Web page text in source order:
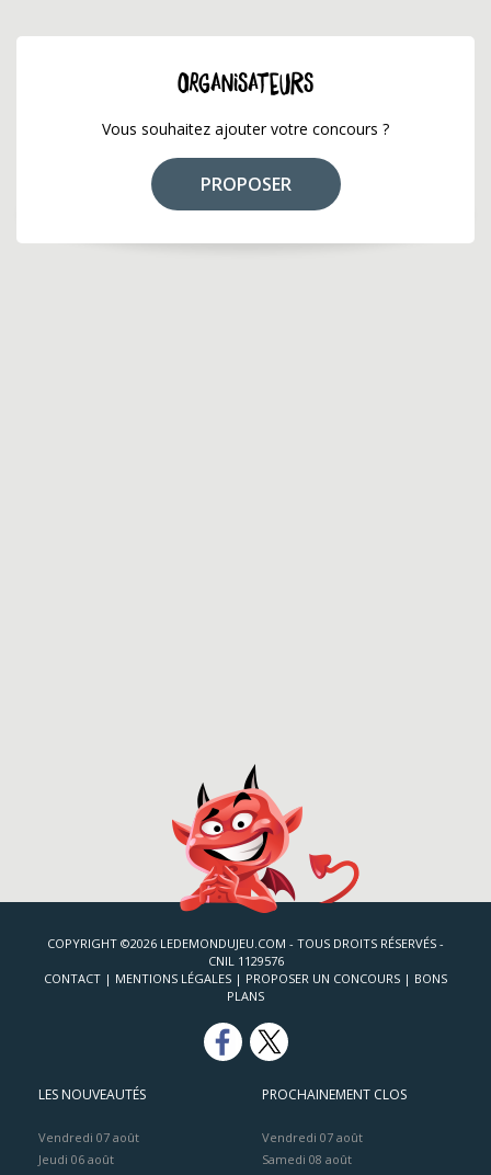
ORGANISATEURS
Vous souhaitez ajouter votre concours ?
PROPOSER
COPYRIGHT ©2026 LEDEMONDUJEU.COM - TOUS DROITS RÉSERVÉS -
CNIL 1129576
CONTACT | MENTIONS LÉGALES | PROPOSER UN CONCOURS | BONS
PLANS
LES NOUVEAUTÉS
Vendredi 07 août
Jeudi 06 août
PROCHAINEMENT CLOS
Vendredi 07 août
Samedi 08 août